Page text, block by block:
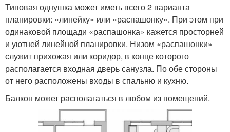
Типовая однушка может иметь всего 2 варианта
планировки: «линейку» или «распашонку». При этом при
одинаковой площади «распашонка» кажется просторней
и уютней линейной планировки. Низом «распашонки»
служит прихожая или коридор, в конце которого
располагается входная дверь санузла. По обе стороны
от него расположены входы в спальню и кухню.
Балкон может располагаться в любом из помещений.